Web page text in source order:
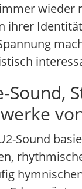
wieder
ihrer
Sound,
Sound